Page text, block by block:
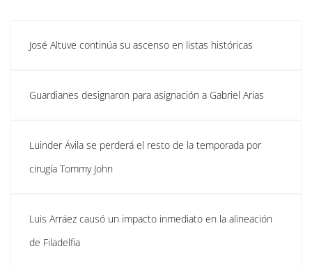
José Altuve continúa su ascenso en listas históricas
Guardianes designaron para asignación a Gabriel Arias
Luinder Ávila se perderá el resto de la temporada por
cirugía Tommy John
Luis Arráez causó un impacto inmediato en la alineación
de Filadelfia